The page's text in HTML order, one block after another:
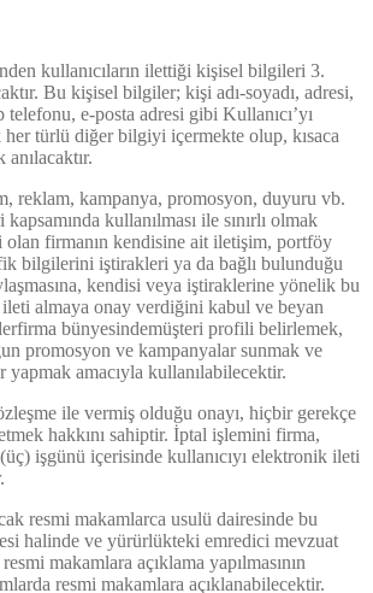
kullanıcıların ilettiği kişisel bilgileri 3.
Bu kişisel bilgiler; kişi adı-soyadı, adresi,
telefonu, e-posta adresi gibi Kullanıcı’yı
her türlü diğer bilgiyi içermekte olup, kısaca
reklam, kampanya, promosyon, duyuru vb.
kullanılması ile sınırlı olmak
olan firmanın kendisine ait iletişim, portföy
bilgilerini iştirakleri ya da bağlı bulunduğu
kendisi veya iştiraklerine yönelik bu
almaya onay verdiğini kabul ve beyan
bünyesindemüşteri profili belirlemek,
promosyon ve kampanyalar sunmak ve
yapmak amacıyla kullanılabilecektir.
ile vermiş olduğu onayı, hiçbir gerekçe
hakkını sahiptir. İptal işlemini firma,
işgünü içerisinde kullanıcıyı elektronik ileti
resmi makamlarca usulü dairesinde bu
halinde ve yürürlükteki emredici mevzuat
makamlara açıklama yapılmasının
resmi makamlara açıklanabilecektir.